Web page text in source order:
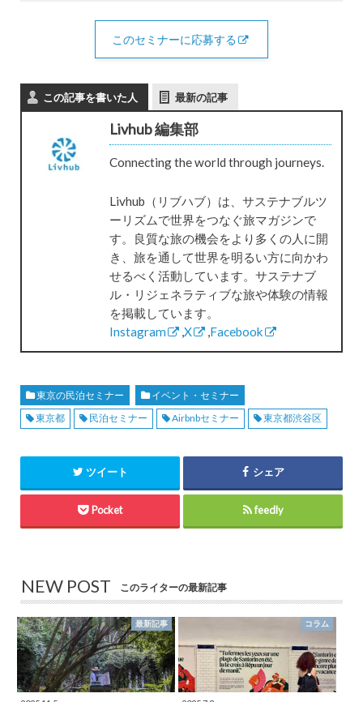
このセミナーに応募する
この記事を書いた人 最新の記事
Livhub 編集部
Connecting the world through journeys.
Livhub（リブハブ）は、サステナブルツ
ーリズムで世界をつなぐ旅マガジンで
す。良質な旅の機会をより多くの人に開
き、旅を通して世界を明るい方に向かわ
せるべく活動しています。サステナブ
ル・リジェネラティブな旅や体験の情報
を掲載しています。
Instagram
X Facebook
東京の民泊セミナー
イベント・セミナー
東京都
民泊セミナー Airbnbセミナー 東京都渋谷区
ツイート シェア
Pocket feedly
NEW POST このライターの最新記事
最新記事 コラム